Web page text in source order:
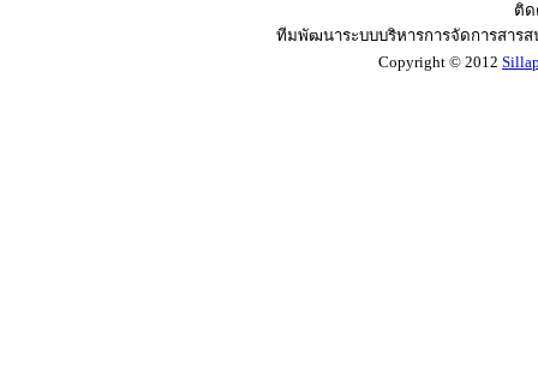
ติด
ทีมพัฒนาระบบบริหารการจัดการสาร
Copyright © 2012